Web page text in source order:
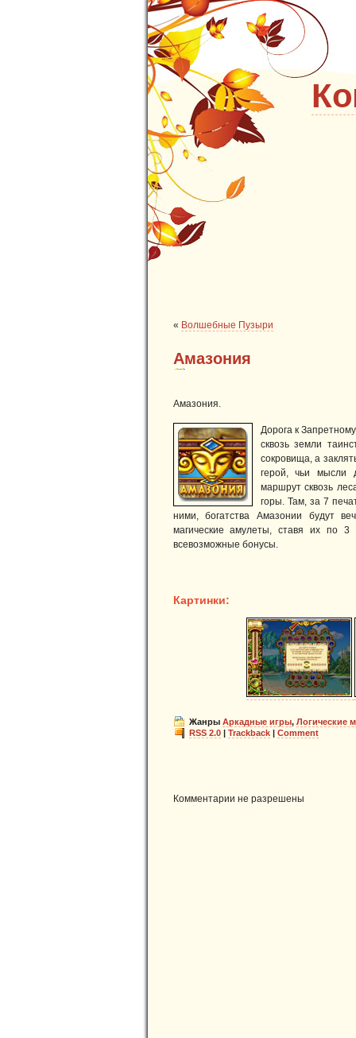
« Волшебные Пузыри
Амазония
Амазония.
Дорога к
сквозь земли
сокровища, а
герой, чьи мысли
маршрут сквозь
горы. Там, за 7
ними, богатства Амазонии будут
магические амулеты, ставя их по 3
всевозможные бонусы.
Картинки:
Жанры Аркадные игры, Логические
RSS 2.0| Trackback| Comment
Комментарии не разрешены